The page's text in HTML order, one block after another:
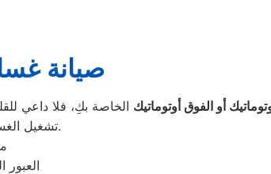
صيانة
أو الفوق أوتوماتيك الخاصة بكِ، فلا داعي
تشغيل الغسالة بكفاءة وكأنها جديدة تمامًا.
العبور